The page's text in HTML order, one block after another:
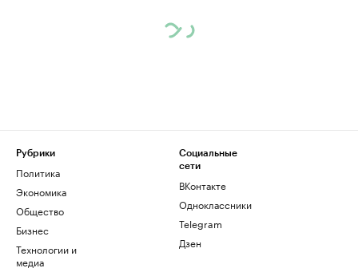
Рубрики
Политика
Экономика
Общество
Бизнес
Технологии и
медиа
Социальные
сети
ВКонтакте
Одноклассники
Telegram
Дзен